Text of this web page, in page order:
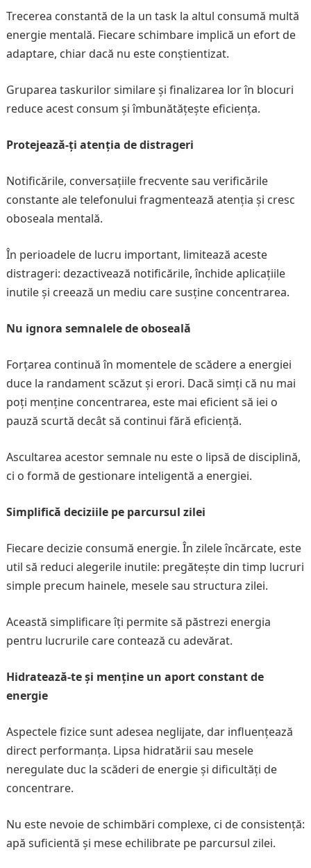
Trecerea constantă de la un task la altul consumă multă
energie mentală. Fiecare schimbare implică un efort de
adaptare, chiar dacă nu este conștientizat.
Gruparea taskurilor similare și finalizarea lor în blocuri
reduce acest consum și îmbunătățește eficiența.
Protejează-ți atenția de distrageri
Notificările, conversațiile frecvente sau verificările
constante ale telefonului fragmentează atenția și cresc
oboseala mentală.
În perioadele de lucru important, limitează aceste
distrageri: dezactivează notificările, închide aplicațiile
inutile și creează un mediu care susține concentrarea.
Nu ignora semnalele de oboseală
Forțarea continuă în momentele de scădere a energiei
duce la randament scăzut și erori. Dacă simți că nu mai
poți menține concentrarea, este mai eficient să iei o
pauză scurtă decât să continui fără eficiență.
Ascultarea acestor semnale nu este o lipsă de disciplină,
ci o formă de gestionare inteligentă a energiei.
Simplifică deciziile pe parcursul zilei
Fiecare decizie consumă energie. În zilele încărcate, este
util să reduci alegerile inutile: pregătește din timp lucruri
simple precum hainele, mesele sau structura zilei.
Această simplificare îți permite să păstrezi energia
pentru lucrurile care contează cu adevărat.
Hidratează-te și menține un aport constant de
energie
Aspectele fizice sunt adesea neglijate, dar influențează
direct performanța. Lipsa hidratării sau mesele
neregulate duc la scăderi de energie și dificultăți de
concentrare.
Nu este nevoie de schimbări complexe, ci de consistență:
apă suficientă și mese echilibrate pe parcursul zilei.